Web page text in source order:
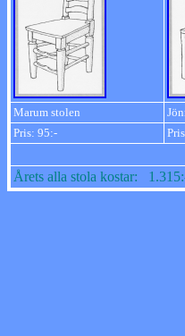
Marum stolen
Pris: 95:-
Årets alla stola kostar: